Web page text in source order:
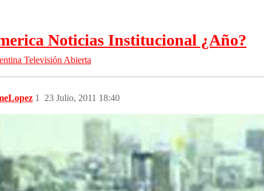
Noticias Institucional ¿Año?
Televisión Abierta
23 Julio, 2011 18:40
1